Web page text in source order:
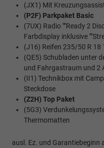
(JX1) Mit
(P2F) Parkpaket Basic
(7UX) Radio ""Ready 2
Farbdisplay inklusive
(J16) Reifen 235/50 R 18
(QE5) Schubladen unter
und Fahrgastraum und 2
(II1) Technikbox mit
Steckdose
(Z2H) Top Paket
(5G3)
Thermomatten
ausl. Ez. und